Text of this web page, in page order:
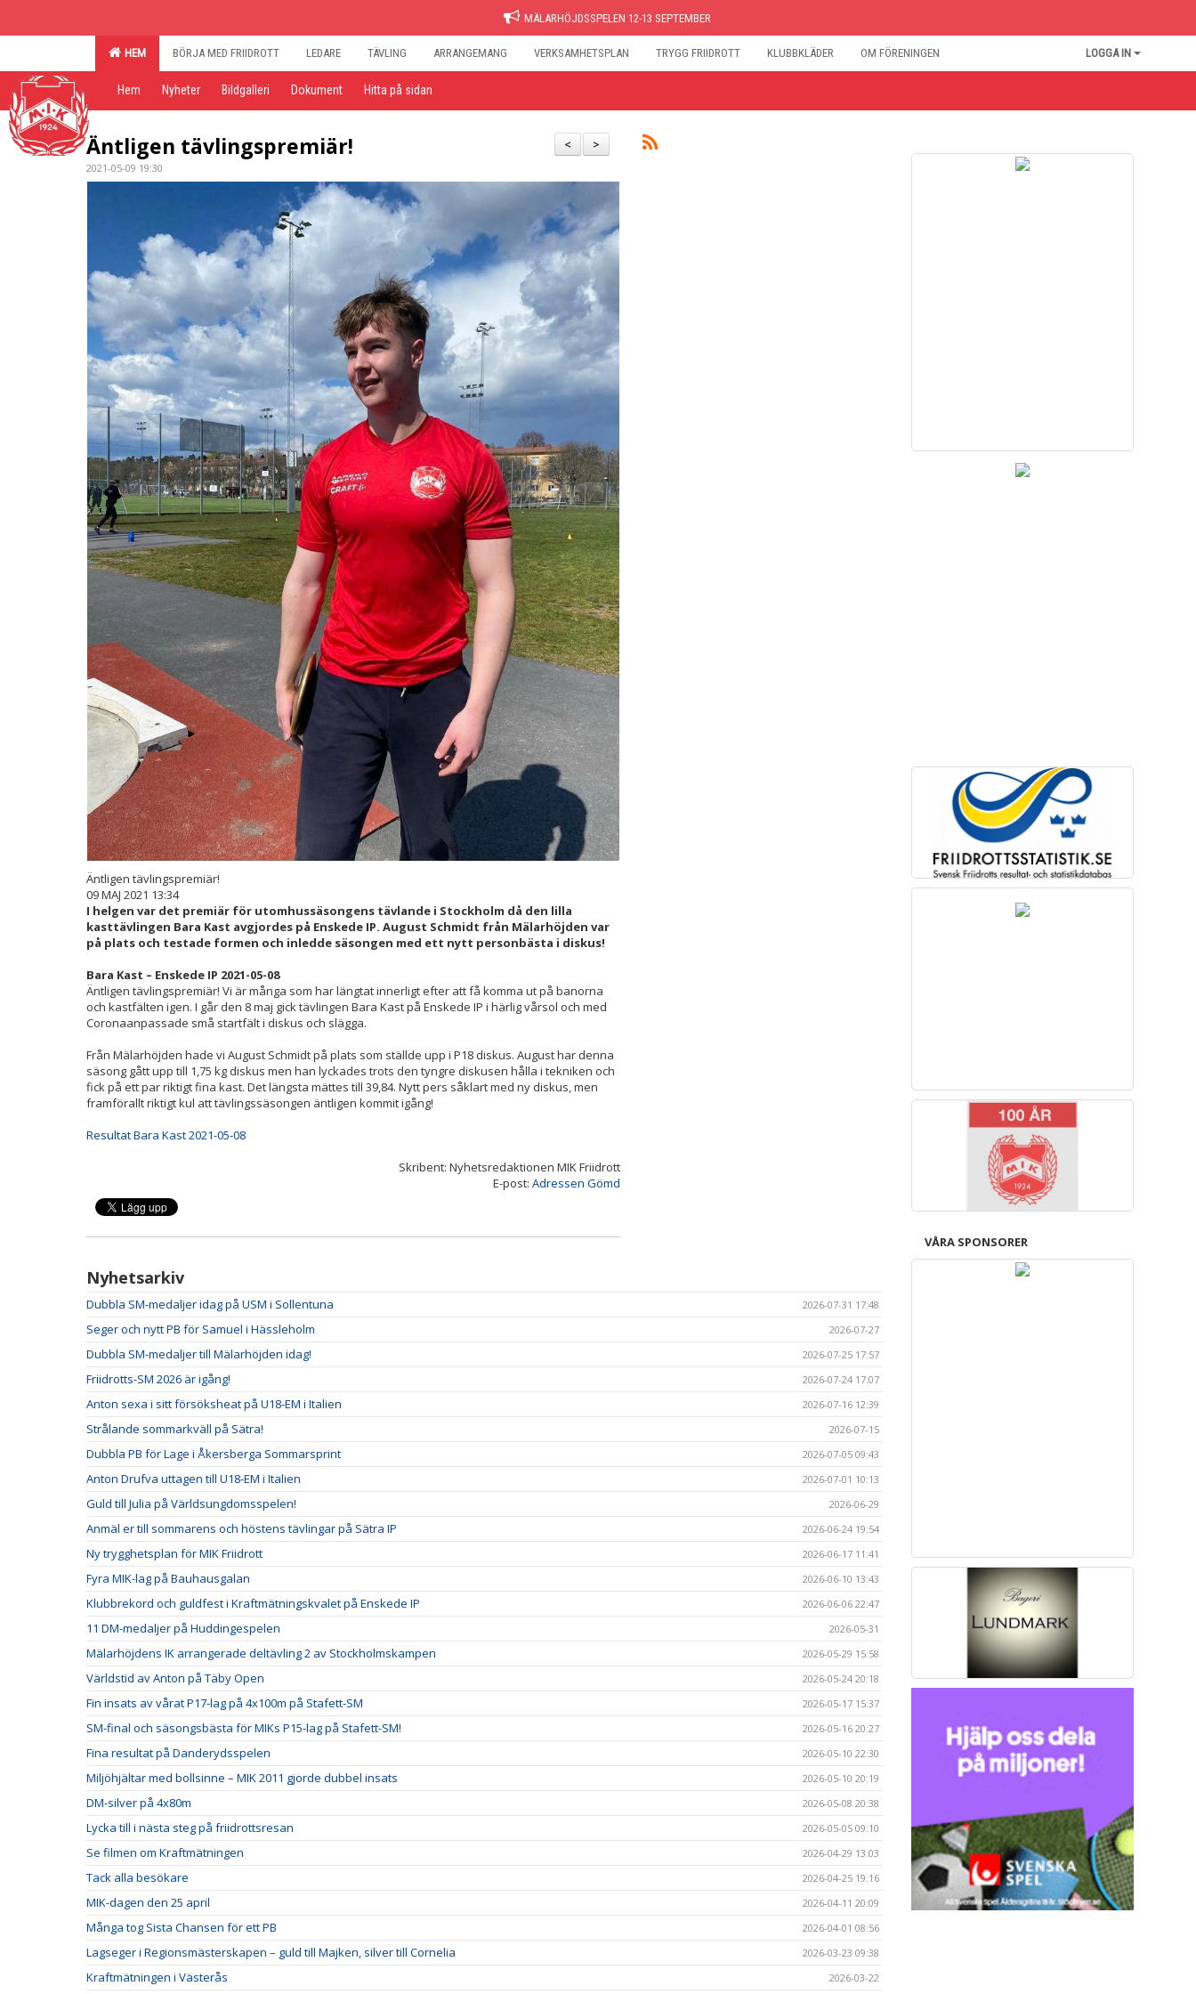
MÄLARHÖJDSSPELEN 12-13 SEPTEMBER
HEM BÖRJA MED FRIIDROTT LEDARE TÄVLING ARRANGEMANG VERKSAMHETSPLAN TRYGG FRIIDROTT KLUBBKLÄDER OM FÖRENINGEN LOGGA IN
Hem Nyheter Bildgalleri Dokument Hitta på sidan
>
<
Äntligen tävlingspremiär!
2021-05-09 19:30
Äntligen tävlingspremiär!
09 MAJ 2021 13:34
I helgen var det premiär för utomhussäsongens tävlande i Stockholm då den lilla
kasttävlingen Bara Kast avgjordes på Enskede IP. August Schmidt från Mälarhöjden var
på plats och testade formen och inledde säsongen med ett nytt personbästa i diskus!
Bara Kast – Enskede IP 2021-05-08
Äntligen tävlingspremiär! Vi är många som har längtat innerligt efter att få komma ut på banorna
och kastfälten igen. I går den 8 maj gick tävlingen Bara Kast på Enskede IP i härlig vårsol och med
Coronaanpassade små startfält i diskus och slägga.
Från Mälarhöjden hade vi August Schmidt på plats som ställde upp i P18 diskus. August har denna
säsong gått upp till 1,75 kg diskus men han lyckades trots den tyngre diskusen hålla i tekniken och
fick på ett par riktigt fina kast. Det längsta mättes till 39,84. Nytt pers såklart med ny diskus, men
framförallt riktigt kul att tävlingssäsongen äntligen kommit igång!
Resultat Bara Kast 2021-05-08
Skribent: Nyhetsredaktionen MIK Friidrott
E-post: Adressen Gömd
Nyhetsarkiv
Dubbla SM-medaljer idag på USM i Sollentuna 2026-07-31 17:48
Seger och nytt PB för Samuel i Hässleholm 2026-07-27
Dubbla SM-medaljer till Mälarhöjden idag! 2026-07-25 17:57
Friidrotts-SM 2026 är igång! 2026-07-24 17:07
Anton sexa i sitt försöksheat på U18-EM i Italien 2026-07-16 12:39
Strålande sommarkväll på Sätra! 2026-07-15
Dubbla PB för Lage i Åkersberga Sommarsprint 2026-07-05 09:43
Anton Drufva uttagen till U18-EM i Italien 2026-07-01 10:13
Guld till Julia på Världsungdomsspelen! 2026-06-29
Anmäl er till sommarens och höstens tävlingar på Sätra IP 2026-06-24 19:54
Ny trygghetsplan för MIK Friidrott 2026-06-17 11:41
Fyra MIK-lag på Bauhausgalan 2026-06-10 13:43
Klubbrekord och guldfest i Kraftmätningskvalet på Enskede IP 2026-06-06 22:47
11 DM-medaljer på Huddingespelen 2026-05-31
Mälarhöjdens IK arrangerade deltävling 2 av Stockholmskampen 2026-05-29 15:58
Världstid av Anton på Täby Open 2026-05-24 20:18
Fin insats av vårat P17-lag på 4x100m på Stafett-SM 2026-05-17 15:37
SM-final och säsongsbästa för MIKs P15-lag på Stafett-SM! 2026-05-16 20:27
Fina resultat på Danderydsspelen 2026-05-10 22:30
Miljöhjältar med bollsinne – MIK 2011 gjorde dubbel insats 2026-05-10 20:19
DM-silver på 4x80m 2026-05-08 20:38
Lycka till i nästa steg på friidrottsresan 2026-05-05 09:10
Se filmen om Kraftmätningen 2026-04-29 13:03
Tack alla besökare 2026-04-25 19:16
MIK-dagen den 25 april 2026-04-11 20:09
Många tog Sista Chansen för ett PB 2026-04-01 08:56
Lagseger i Regionsmästerskapen – guld till Majken, silver till Cornelia 2026-03-23 09:38
Kraftmätningen i Västerås 2026-03-22
VÅRA SPONSORER